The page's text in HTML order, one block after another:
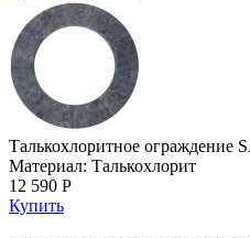
Талькохлоритное ограждение
Материал: Талькохлорит
12 590 Р
Купить